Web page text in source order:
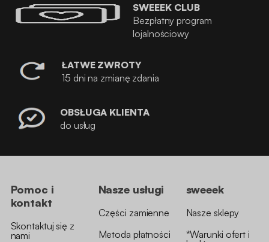
SWEEEK CLUB
Bezpłatny program
lojalnościowy
ŁATWE ZWROTY
15 dni na zmianę zdania
OBSŁUGA KLIENTA
do usług
Pomoc i
kontakt
Skontaktuj się z
nami
Nasze usługi
Części zamienne
Metoda płatności
sweeek
Nasze sklepy
*Warunki ofert i